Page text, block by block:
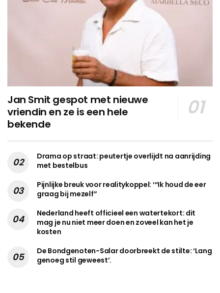
Jan Smit gespot met nieuwe
vriendin en ze is een hele
bekende
Drama op straat: peutertje overlijdt na aanrijding
met bestelbus
Pijnlijke breuk voor realitykoppel: ‘“Ik houd de eer
graag bij mezelf”
Nederland heeft officieel een watertekort: dit
mag je nu niet meer doen en zoveel kan het je
kosten
De Bondgenoten-Salar doorbreekt de stilte: ‘Lang
genoeg stil geweest’.